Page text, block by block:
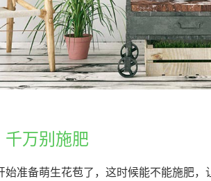
万别施肥
始准备萌生花苞了，这时候能不能施肥